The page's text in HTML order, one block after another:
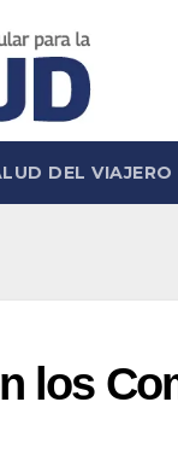
DEL VIAJERO
los